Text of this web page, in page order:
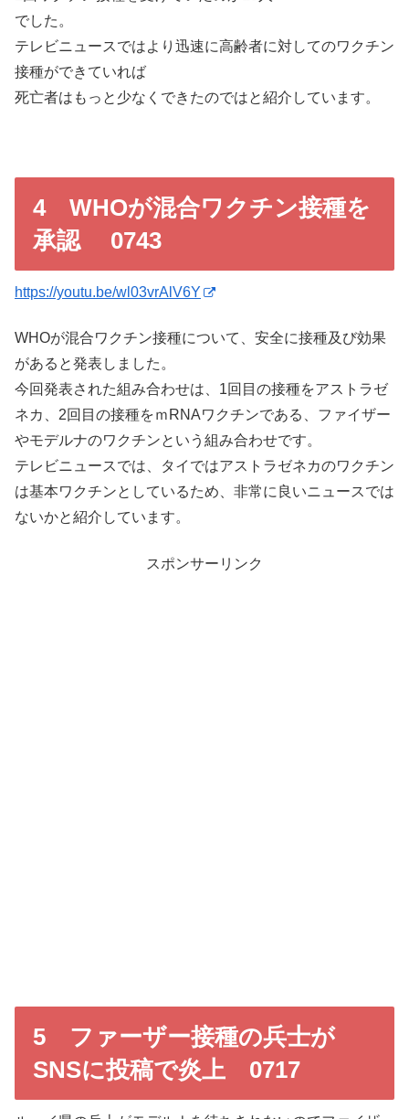
でした。
テレビニュースではより迅速に高齢者に対してのワクチン
接種ができていれば
死亡者はもっと少なくできたのではと紹介しています。
4 WHOが混合ワクチン接種を
承認 0743
https://youtu.be/wl03vrAlV6Y
WHOが混合ワクチン接種について、安全に接種及び効果
があると発表しました。
今回発表された組み合わせは、1回目の接種をアストラゼ
ネカ、2回目の接種をｍRNAワクチンである、ファイザー
やモデルナのワクチンという組み合わせです。
テレビニュースでは、タイではアストラゼネカのワクチン
は基本ワクチンとしているため、非常に良いニュースでは
ないかと紹介しています。
スポンサーリンク
5 ファーザー接種の兵士が
SNSに投稿で炎上 0717